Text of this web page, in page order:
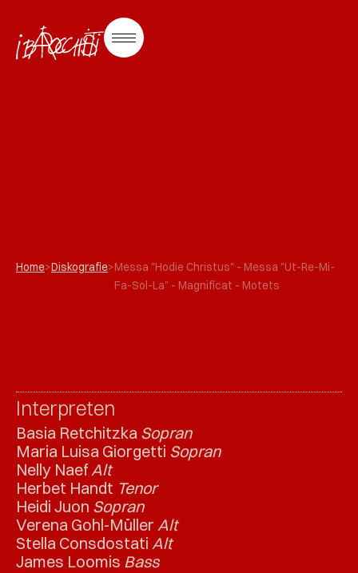
Home>Diskografie>Messa "Hodie Christus" - Messa "Ut-Re-Mi-
Fa-Sol-La" - Magnificat - Motets
Interpreten
Basia Retchitzka Sopran
Maria Luisa Giorgetti Sopran
Nelly NaefAlt
Herbet Handt Tenor
Heidi Juon Sopran
Verena Gohl-Müller Alt
Stella Consdostati Alt
James Loomis Bass